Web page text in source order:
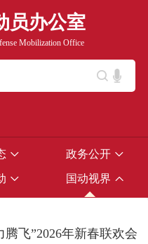
员办公室
Mobilization Office
政务公开
国动视界
飞”2026年新春联欢会